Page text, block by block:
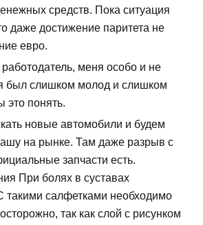
средств. Пока ситуация
даже достижение паритета не
евро.
работодатель, меня особо и не
был слишком молод и слишком
это понять.
новые автомобили и будем
на рынке. Там даже разрыв с
запчасти есть.
При болях в суставах
такими салфетками необходимо
так как слой с рисунком